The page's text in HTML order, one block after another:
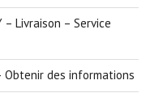
– Livraison – Service
Obtenir des informations